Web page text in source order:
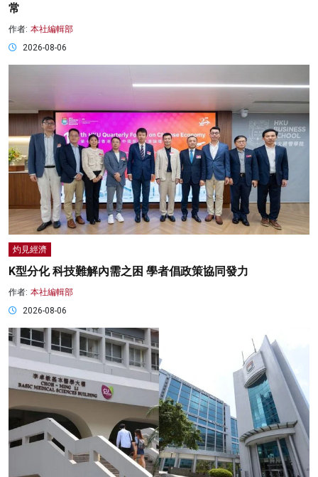
常
作者: 本社編輯部
2026-08-06
灼見經濟
K型分化 科技難解內需之困 學者倡政策協同發力
作者: 本社編輯部
2026-08-06